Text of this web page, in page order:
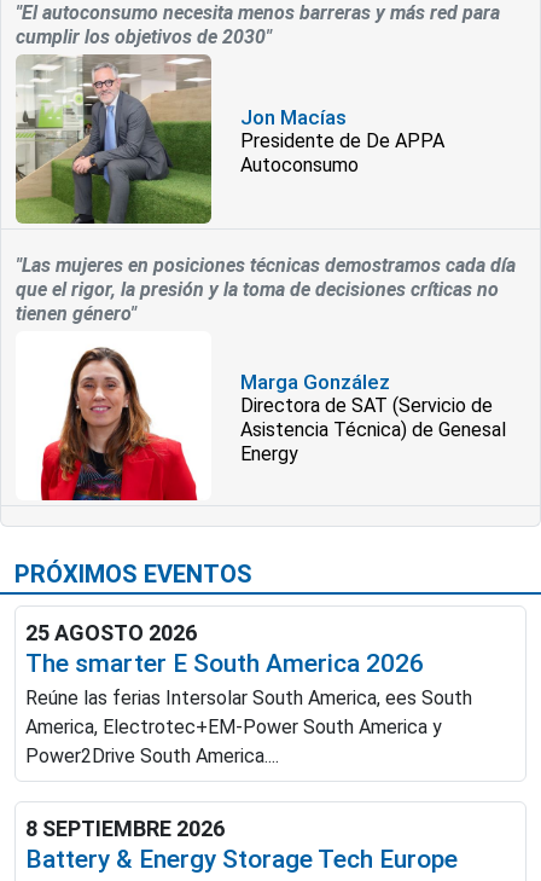
"El autoconsumo necesita menos barreras y más red para
cumplir los objetivos de 2030"
Jon Macías
Presidente de De APPA
Autoconsumo
"Las mujeres en posiciones técnicas demostramos cada día
que el rigor, la presión y la toma de decisiones críticas no
tienen género"
Marga González
Directora de SAT (Servicio de
Asistencia Técnica) de Genesal
Energy
PRÓXIMOS EVENTOS
25 AGOSTO 2026
The smarter E South America 2026
Reúne las ferias Intersolar South America, ees South
America, Electrotec+EM-Power South America y
Power2Drive South America....
8 SEPTIEMBRE 2026
Battery & Energy Storage Tech Europe